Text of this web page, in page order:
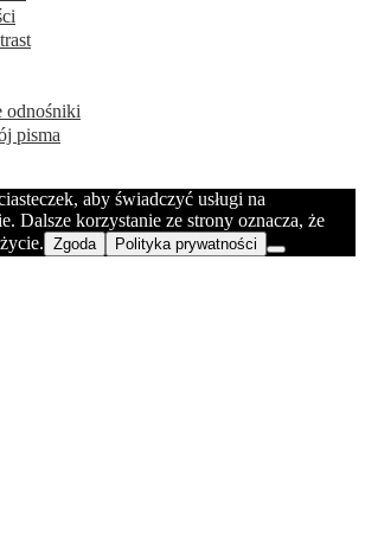
odnośniki
pisma
aby świadczyć usługi na
Dalsze korzystanie ze strony oznacza, że
Zgoda Polityka prywatności